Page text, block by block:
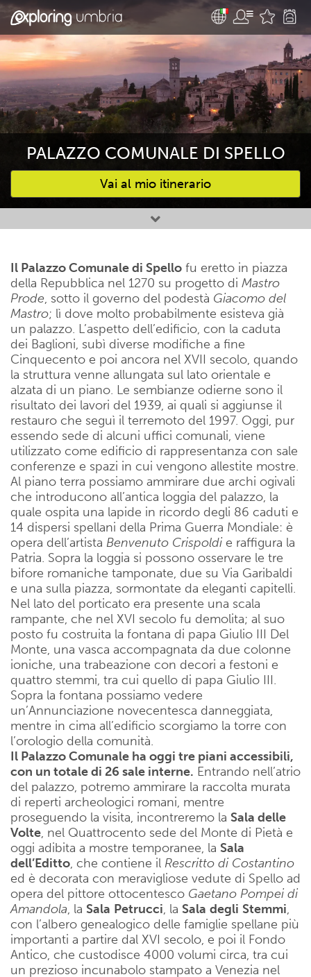
PALAZZO COMUNALE DI SPELLO
Vai al mio itinerario
Attività preferite
Il Palazzo Comunale di Spello fu eretto in piazza
della Repubblica nel 1270 su progetto di Mastro
Prode, sotto il governo del podestà Giacomo del
Mastro; lì dove molto probabilmente esisteva già
un palazzo. L’aspetto dell’edificio, con la caduta
dei Baglioni, subì diverse modifiche a fine
Cinquecento e poi ancora nel XVII secolo, quando
la struttura venne allungata sul lato orientale e
alzata di un piano. Le sembianze odierne sono il
risultato dei lavori del 1939, ai quali si aggiunse il
restauro che seguì il terremoto del 1997. Oggi, pur
essendo sede di alcuni uffici comunali, viene
utilizzato come edificio di rappresentanza con sale
conferenze e spazi in cui vengono allestite mostre.
Al piano terra possiamo ammirare due archi ogivali
che introducono all’antica loggia del palazzo, la
quale ospita una lapide in ricordo degli 86 caduti e
14 dispersi spellani della Prima Guerra Mondiale: è
opera dell’artista Benvenuto Crispoldi e raffigura la
Patria. Sopra la loggia si possono osservare le tre
bifore romaniche tamponate, due su Via Garibaldi
e una sulla piazza, sormontate da eleganti capitelli.
Nel lato del porticato era presente una scala
rampante, che nel XVI secolo fu demolita; al suo
posto fu costruita la fontana di papa Giulio III Del
Monte, una vasca accompagnata da due colonne
ioniche, una trabeazione con decori a festoni e
quattro stemmi, tra cui quello di papa Giulio III.
Sopra la fontana possiamo vedere
un’Annunciazione novecentesca danneggiata,
mentre in cima all’edificio scorgiamo la torre con
l’orologio della comunità.
Il Palazzo Comunale ha oggi tre piani accessibili,
con un totale di 26 sale interne. Entrando nell’atrio
del palazzo, potremo ammirare la raccolta murata
di reperti archeologici romani, mentre
proseguendo la visita, incontreremo la Sala delle
Volte, nel Quattrocento sede del Monte di Pietà e
oggi adibita a mostre temporanee, la Sala
dell’Editto, che contiene il Rescritto di Costantino
ed è decorata con meravigliose vedute di Spello ad
opera del pittore ottocentesco Gaetano Pompei di
Amandola, la Sala Petrucci, la Sala degli Stemmi,
con l’albero genealogico delle famiglie spellane più
importanti a partire dal XVI secolo, e poi il Fondo
Antico, che custodisce 4000 volumi circa, tra cui
un prezioso incunabolo stampato a Venezia nel